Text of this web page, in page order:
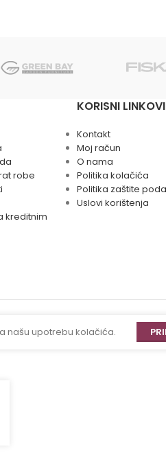
robe
kreditnim
KORISNI LINKOVI
Kontakt
Moj račun
O nama
Politika kolačića
Politika zaštite
Uslovi korištenja
našu upotrebu kolačića.